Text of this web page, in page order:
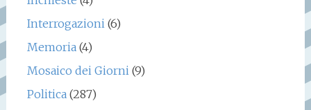
Interrogazioni(6)
Memoria(4)
Mosaico dei Giorni(9)
Politica(287)